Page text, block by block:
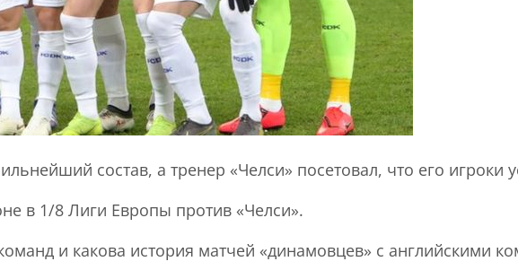
состав, а тренер «Челси» посетовал, что его игроки
в 1/8 Лиги Европы против «Челси».
и какова история матчей «динамовцев» с английскими